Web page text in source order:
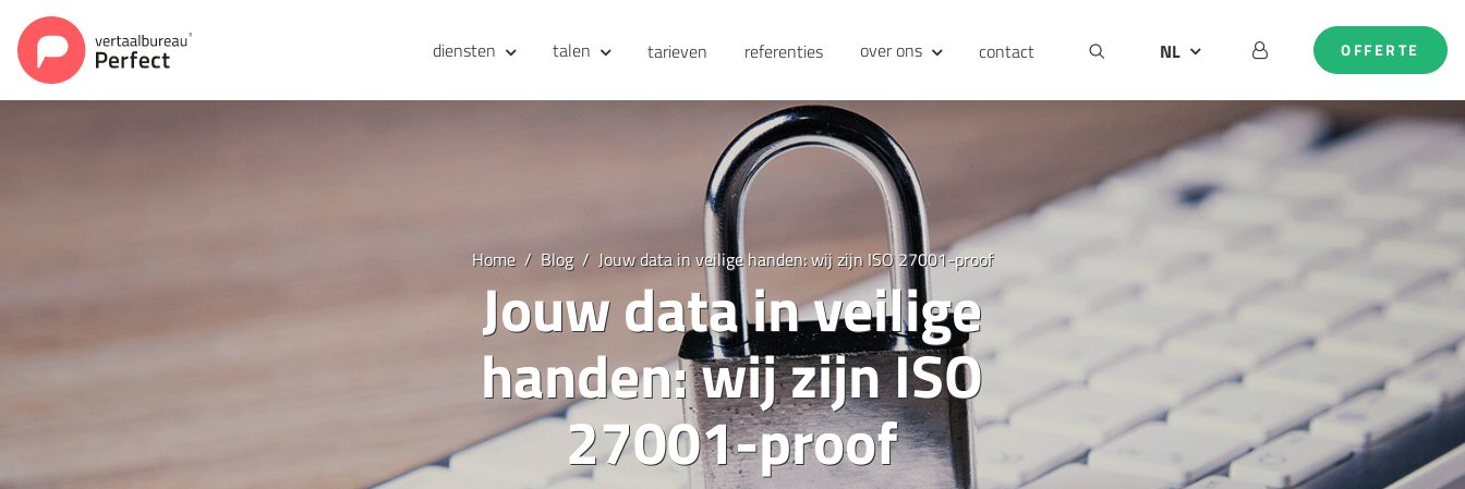
diensten talen tarieven referenties over ons contact
NL
EN
OFFERTE
Home Blog Jouw data in veilige handen: wij zijn ISO 27001-proof
Jouw data in veilige
handen: wij zijn ISO
27001-proof